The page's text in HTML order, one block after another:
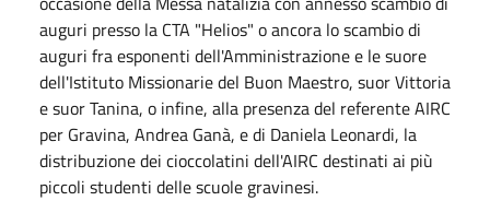
auguri presso la CTA "Helios" o ancora lo scambio di
auguri fra esponenti dell'Amministrazione e le suore
dell'Istituto Missionarie del Buon Maestro, suor Vittoria
e suor Tanina, o infine, alla presenza del referente AIRC
per Gravina, Andrea Ganà, e di Daniela Leonardi, la
distribuzione dei cioccolatini dell'AIRC destinati ai più
piccoli studenti delle scuole gravinesi.